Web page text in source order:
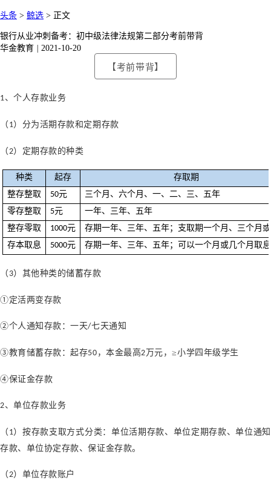
头条 > 鲸选 > 正文
银行从业冲刺备考：初中级法律法规第二部分考前带背
华金教育
2021-10-20
【考前带背】
1、个人存款业务
（ 1）分为活期存款和定期存款
（2）定期存款的种类
种类 起存
存取期
整存整取
50元
三个月、六个月、一、二、三、五年
零存整取
5元
一年、三年、五年
整存零取
1000元
存期一年、三年、五年；支取期一个月、三个月
存本取息
5000元 存期一年、三年、五年；可以一个月或几个月取
（ 3）其他种类的储蓄存款
①定活两变存款
②个人通知存款：一天/七天通知
③教育储蓄存款：起存50 ，本金最高2 万元，≥小学四年级学生
④保证金存款
2、单位存款业务
（ 1）按存款支取方式分类：单位活期存款、单位定期存款、单位通知
存款、单位协定存款、保证金存款。
（2）单位存款账户